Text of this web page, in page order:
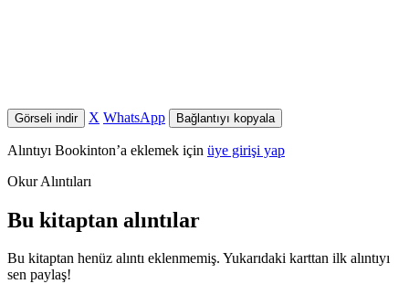
Görseli indir X WhatsApp Bağlantıyı kopyala
Alıntıyı Bookinton’a eklemek için üye girişi yap
Okur Alıntıları
Bu kitaptan alıntılar
Bu kitaptan henüz alıntı eklenmemiş. Yukarıdaki karttan ilk alıntıyı
sen paylaş!